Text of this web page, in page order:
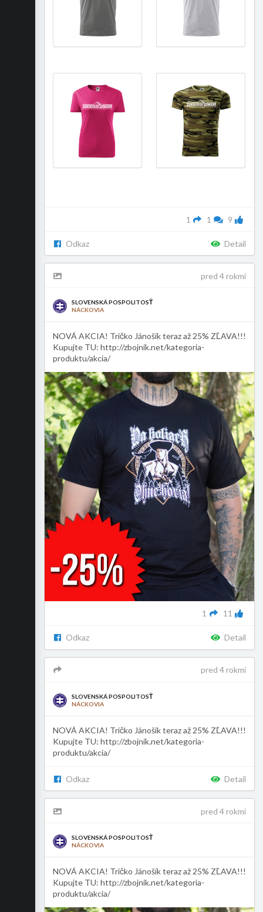
9
1
1
Odkaz Detail
pred 4 rokmi
SLOVENSKÁ POSPOLITOSŤ
NÁCKOVIA
NOVÁ AKCIA! Tričko Jánošík teraz až 25% ZĽAVA!!!
Kupujte TU: http://zbojnik.net/kategoria-
produktu/akcia/
11
1
Odkaz Detail
pred 4 rokmi
SLOVENSKÁ POSPOLITOSŤ
NÁCKOVIA
NOVÁ AKCIA! Tričko Jánošík teraz až 25% ZĽAVA!!!
Kupujte TU: http://zbojnik.net/kategoria-
produktu/akcia/
Odkaz Detail
pred 4 rokmi
SLOVENSKÁ POSPOLITOSŤ
NÁCKOVIA
NOVÁ AKCIA! Tričko Jánošík teraz až 25% ZĽAVA!!!
Kupujte TU: http://zbojnik.net/kategoria-
produktu/akcia/